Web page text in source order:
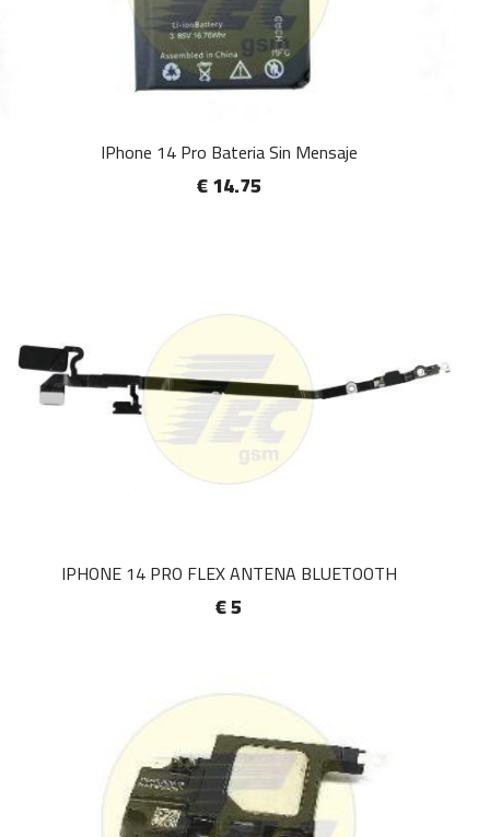
IPhone 14 Pro Bateria Sin Mensaje
€ 14.75
IPHONE 14 PRO FLEX ANTENA BLUETOOTH
€ 5